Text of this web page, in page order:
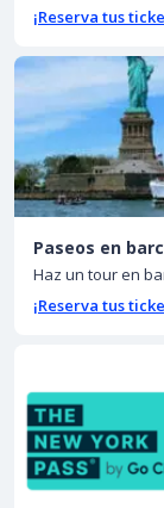
¡Reserva tus
Paseos en
Haz un tour en
¡Reserva tus